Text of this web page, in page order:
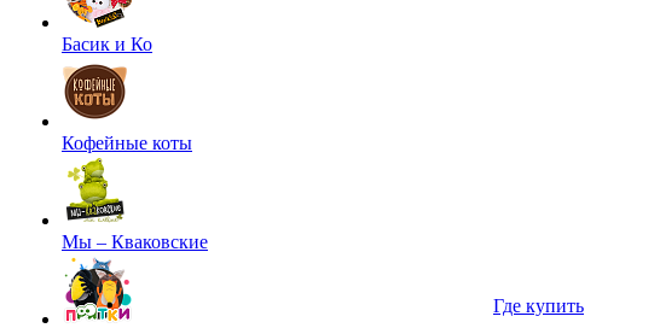
Басик и Ко
Кофейные коты
Мы – Кваковские
Где купить